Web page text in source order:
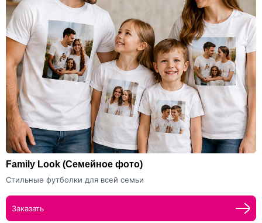
Family Look (Семейное фото)
Стильные футболки для всей семьи
Заказать